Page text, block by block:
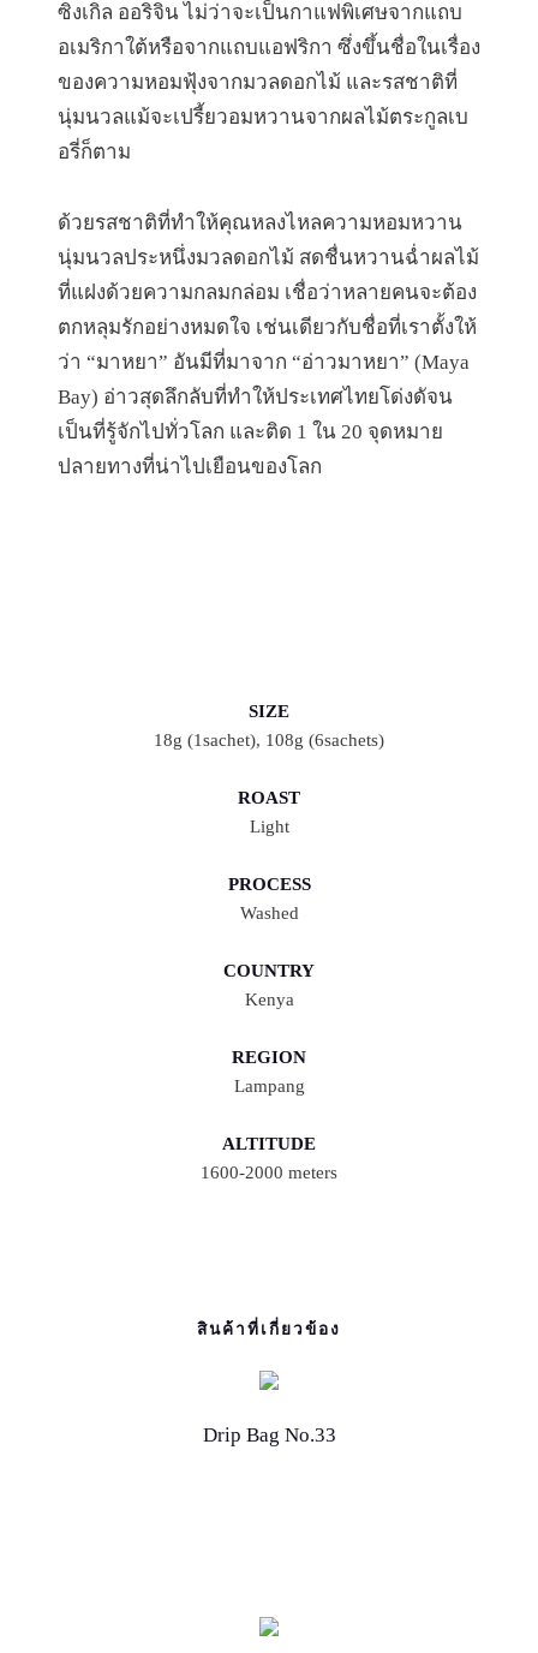
ซิงเกิล ออริจิน ไม่ว่าจะเป็นกาแฟพิเศษจากแถบ
อเมริกาใต้หรือจากแถบแอฟริกา ซึ่งขึ้นชื่อในเรื่อง
ของความหอมฟุ้งจากมวลดอกไม้ และรสชาติที่
นุ่มนวลแม้จะเปรี้ยวอมหวานจากผลไม้ตระกูลเบ
อรี่ก็ตาม
ด้วยรสชาติที่ทำให้คุณหลงไหลความหอมหวาน
นุ่มนวลประหนึ่งมวลดอกไม้ สดชื่นหวานฉ่ำผลไม้
ที่แฝงด้วยความกลมกล่อม เชื่อว่าหลายคนจะต้อง
ตกหลุมรักอย่างหมดใจ เช่นเดียวกับชื่อที่เราตั้งให้
ว่า “มาหยา” อันมีที่มาจาก “อ่าวมาหยา” (Maya
Bay) อ่าวสุดลึกลับที่ทำให้ประเทศไทยโด่งดัจน
เป็นที่รู้จักไปทั่วโลก และติด 1 ใน 20 จุดหมาย
ปลายทางที่น่าไปเยือนของโลก
SIZE
18g (1sachet), 108g (6sachets)
ROAST
Light
PROCESS
Washed
COUNTRY
Kenya
REGION
Lampang
ALTITUDE
1600-2000 meters
สินค้าที่เกี่ยวข้อง
Drip Bag No.33